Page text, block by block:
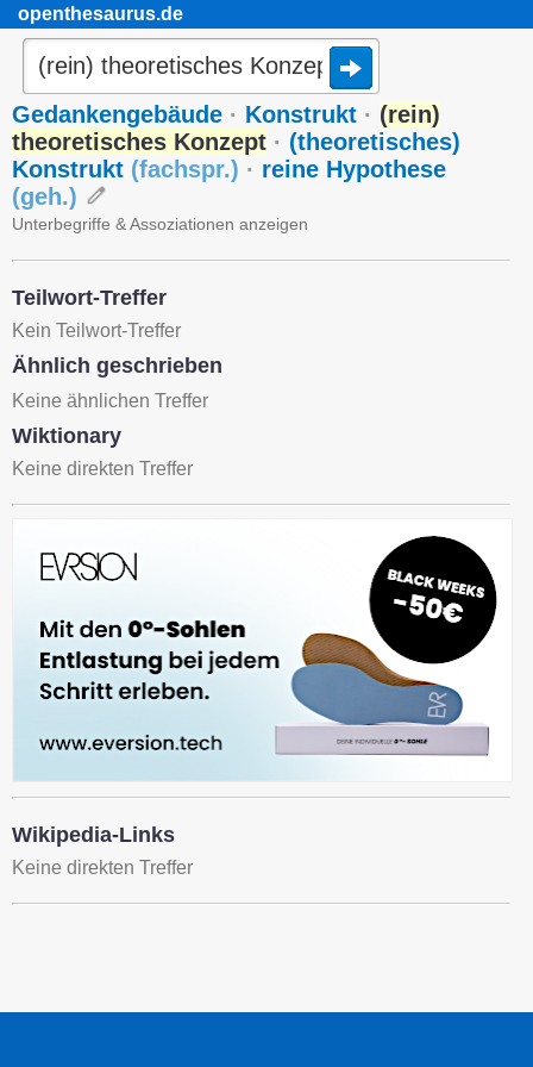
openthesaurus.de
Gedankengebäude · Konstrukt · (rein)
theoretisches Konzept · (theoretisches)
Konstrukt (fachspr.) · reine Hypothese
(geh.)
Unterbegriffe & Assoziationen anzeigen
Teilwort-Treffer
Kein Teilwort-Treffer
Ähnlich geschrieben
Keine ähnlichen Treffer
Wiktionary
Keine direkten Treffer
Wikipedia-Links
Keine direkten Treffer